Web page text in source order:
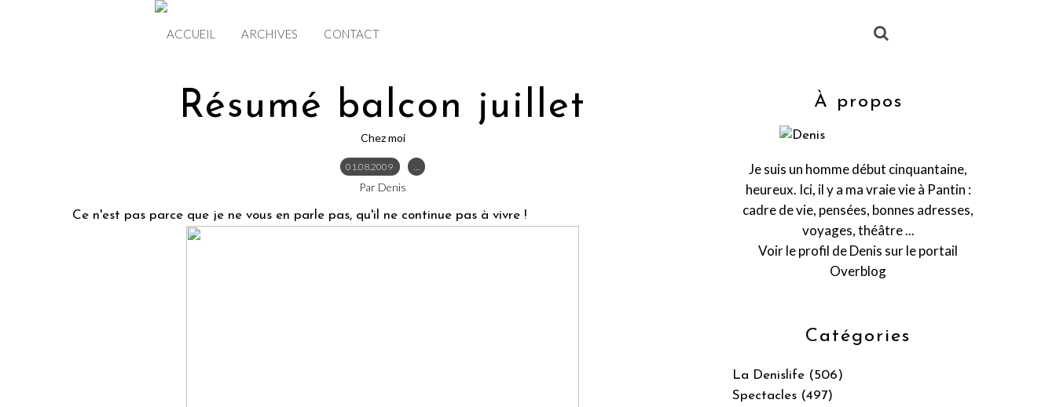
ACCUEIL ARCHIVES CONTACT
Résumé balcon juillet
Chez moi
01.08.2009 …
Par Denis
Ce n'est pas parce que je ne vous en parle pas, qu'il ne continue pas à vivre !
Catégories
La Denislife (506)
Spectacles (497)
À propos
Je suis un homme début cinquantaine,
heureux. Ici, il y a ma vraie vie à Pantin :
cadre de vie, pensées, bonnes adresses,
voyages, théâtre ...
Voir le profil deDenis sur le portail
Overblog